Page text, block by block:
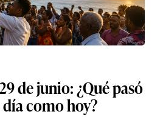
de junio: ¿Qué pasó
como hoy?